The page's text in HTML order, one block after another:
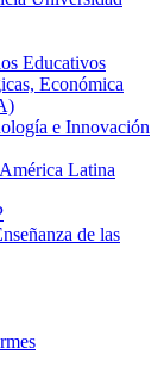
Educativos
Económica
e Innovación
Latina
de las